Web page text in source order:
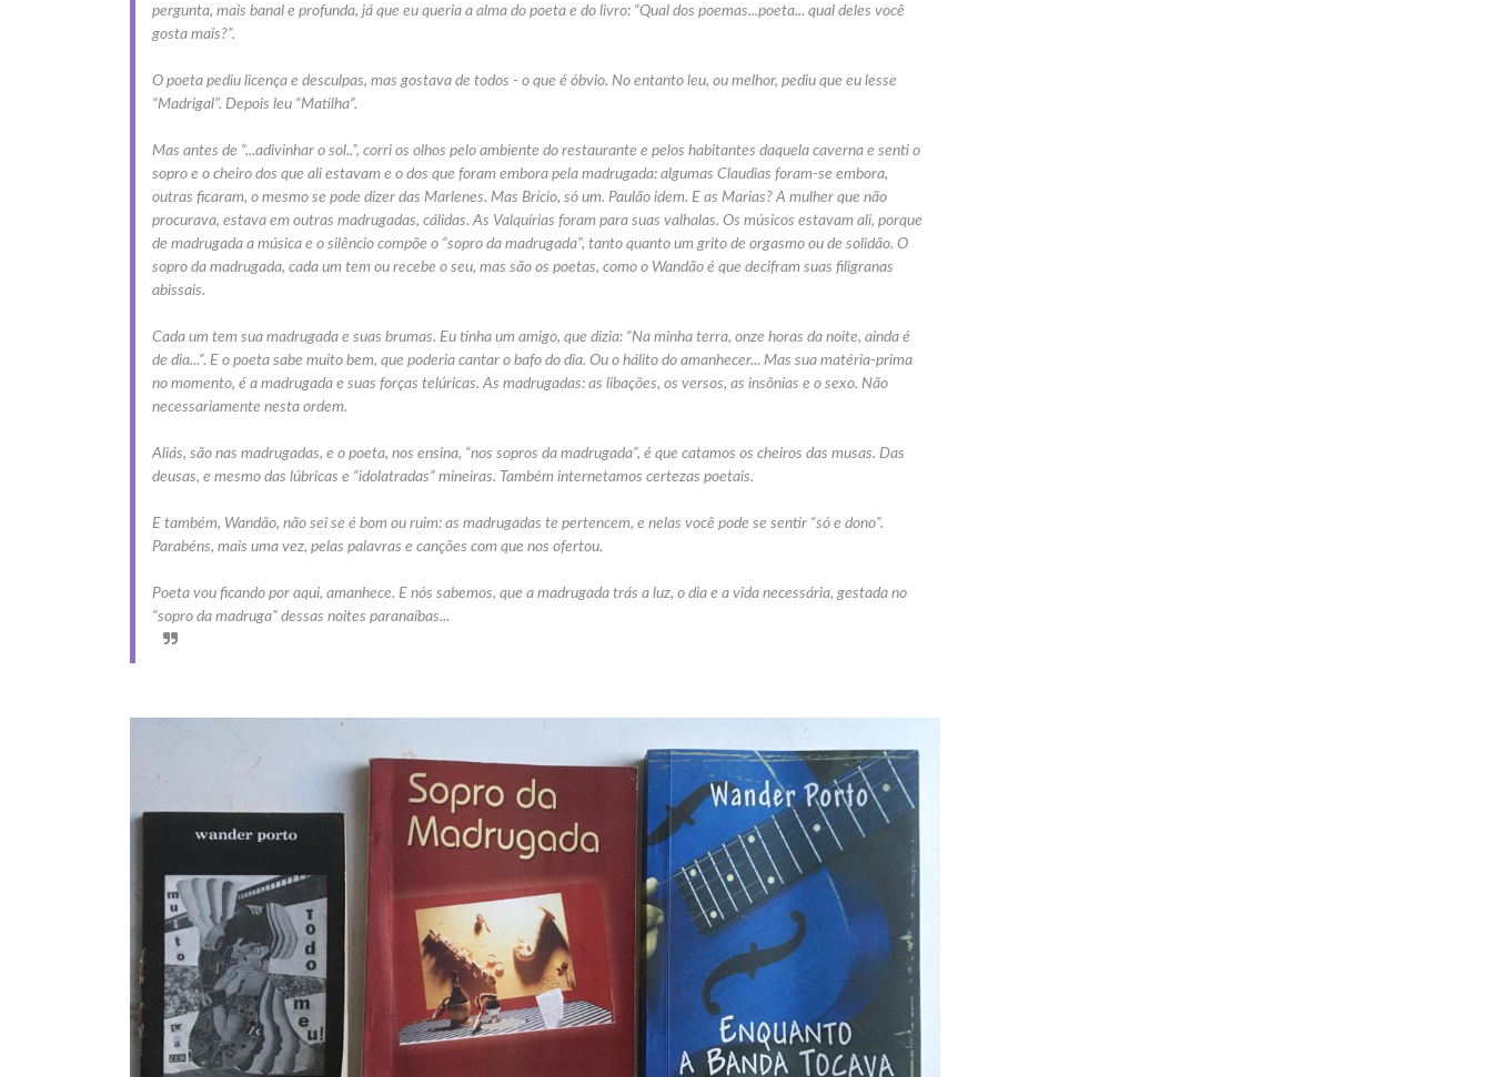
pergunta, mais banal e profunda, já que eu queria a alma do poeta e do livro: “Qual dos poemas...poeta... qual deles você
gosta mais?”.
O poeta pediu licença e desculpas, mas gostava de todos - o que é óbvio. No entanto leu, ou melhor, pediu que eu lesse
“Madrigal”. Depois leu “Matilha”.
Mas antes de “...adivinhar o sol..”, corri os olhos pelo ambiente do restaurante e pelos habitantes daquela caverna e senti o
sopro e o cheiro dos que ali estavam e o dos que foram embora pela madrugada: algumas Claudias foram-se embora,
outras ficaram, o mesmo se pode dizer das Marlenes. Mas Brício, só um. Paulão idem. E as Marias? A mulher que não
procurava, estava em outras madrugadas, cálidas. As Valquírias foram para suas valhalas. Os músicos estavam ali, porque
de madrugada a música e o silêncio compõe o “sopro da madrugada”, tanto quanto um grito de orgasmo ou de solidão. O
sopro da madrugada, cada um tem ou recebe o seu, mas são os poetas, como o Wandão é que decifram suas filigranas
abissais.
Cada um tem sua madrugada e suas brumas. Eu tinha um amigo, que dizia: “Na minha terra, onze horas da noite, ainda é
de dia...”. E o poeta sabe muito bem, que poderia cantar o bafo do dia. Ou o hálito do amanhecer... Mas sua matéria-prima
no momento, é a madrugada e suas forças telúricas. As madrugadas: as libações, os versos, as insônias e o sexo. Não
necessariamente nesta ordem.
Aliás, são nas madrugadas, e o poeta, nos ensina, “nos sopros da madrugada”, é que catamos os cheiros das musas. Das
deusas, e mesmo das lúbricas e “idolatradas” mineiras. Também internetamos certezas poetais.
E também, Wandão, não sei se é bom ou ruim: as madrugadas te pertencem, e nelas você pode se sentir “só e dono”.
Parabéns, mais uma vez, pelas palavras e canções com que nos ofertou.
Poeta vou ficando por aqui, amanhece. E nós sabemos, que a madrugada trás a luz, o dia e a vida necessária, gestada no
“sopro da madruga” dessas noites paranaíbas...